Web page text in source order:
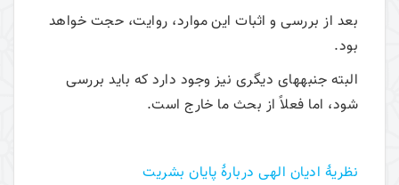
بعد از بررسی و اثبات این موارد، روایت، حجت خواهد
بود.
البته جنبه­های دیگری نیز وجود دارد که باید بررسی
شود، اما فعلاً از بحث ما خارج است.
نظريۀ اديان الهی دربارۀ پايان بشريت